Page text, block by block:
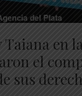
Taiana en
el
sus